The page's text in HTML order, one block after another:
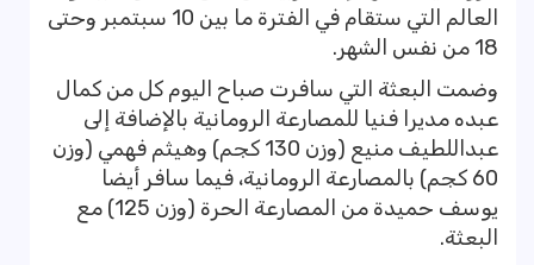
العالم التي ستقام في الفترة ما بين 10 سبتمبر وحتى
18 من نفس الشهر.
وضمت البعثة التي سافرت صباح اليوم كل من كمال
عبده مديرا فنيا للمصارعة الرومانية بالإضافة إلى
عبداللطيف منيع (وزن 130 كجم) وهيثم فهمي (وزن
60 كجم) بالمصارعة الرومانية، فيما سافر أيضا
يوسف حميدة من المصارعة الحرة (وزن 125) مع
البعثة.